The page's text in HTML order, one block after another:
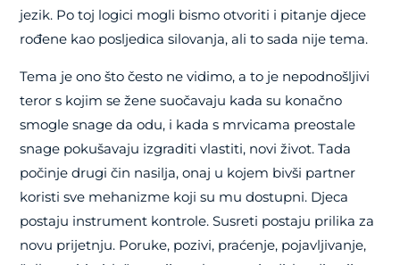
jezik. Po toj logici mogli bismo otvoriti i pitanje djece
rođene kao posljedica silovanja, ali to sada nije tema.
Tema je ono što često ne vidimo, a to je nepodnošljivi
teror s kojim se žene suočavaju kada su konačno
smogle snage da odu, i kada s mrvicama preostale
snage pokušavaju izgraditi vlastiti, novi život. Tada
počinje drugi čin nasilja, onaj u kojem bivši partner
koristi sve mehanizme koji su mu dostupni. Djeca
postaju instrument kontrole. Susreti postaju prilika za
novu prijetnju. Poruke, pozivi, praćenje, pojavljivanje,